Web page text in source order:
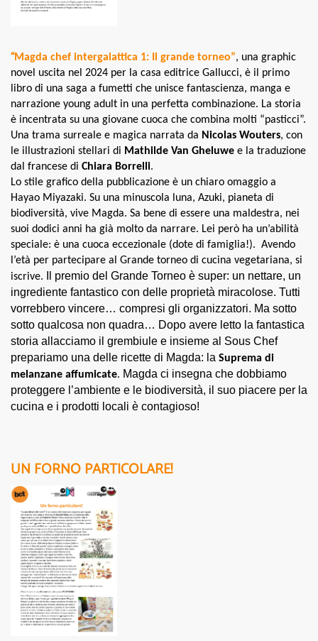
“Magda chef intergalattica 1: Il grande torneo”, una graphic
novel uscita nel 2024 per la casa editrice Gallucci, è il primo
libro di una saga a fumetti che unisce fantascienza, manga e
narrazione young adult in una perfetta combinazione. La storia
è incentrata su una giovane cuoca che combina molti “pasticci”.
Una trama surreale e magica narrata da Nicolas Wouters, con
le illustrazioni stellari di Mathilde Van Gheluwe e la traduzione
dal francese di Chiara Borrelli.
Lo stile grafico della pubblicazione è un chiaro omaggio a
Hayao Miyazaki. Su una minuscola luna, Azuki, pianeta di
biodiversità, vive Magda. Sa bene di essere una maldestra, nei
suoi dodici anni ha già molto da narrare. Lei però ha un’abilità
speciale: è una cuoca eccezionale (dote di famiglia!). Avendo
l’età per partecipare al Grande torneo di cucina vegetariana, si
iscrive.
Il premio del Grande Torneo è super: un nettare, un
ingrediente fantastico con delle proprietà miracolose. Tutti
vorrebbero vincere… compresi gli organizzatori. Ma sotto
sotto qualcosa non quadra… Dopo avere letto la fantastica
storia allacciamo il grembiule e insieme al Sous Chef
prepariamo una delle ricette di Magda: la Suprema di
melanzane affumicate. Magda ci insegna che dobbiamo
proteggere l’ambiente e le biodiversità, il suo piacere per la
cucina e i prodotti locali è contagioso!
UN FORNO PARTICOLARE!